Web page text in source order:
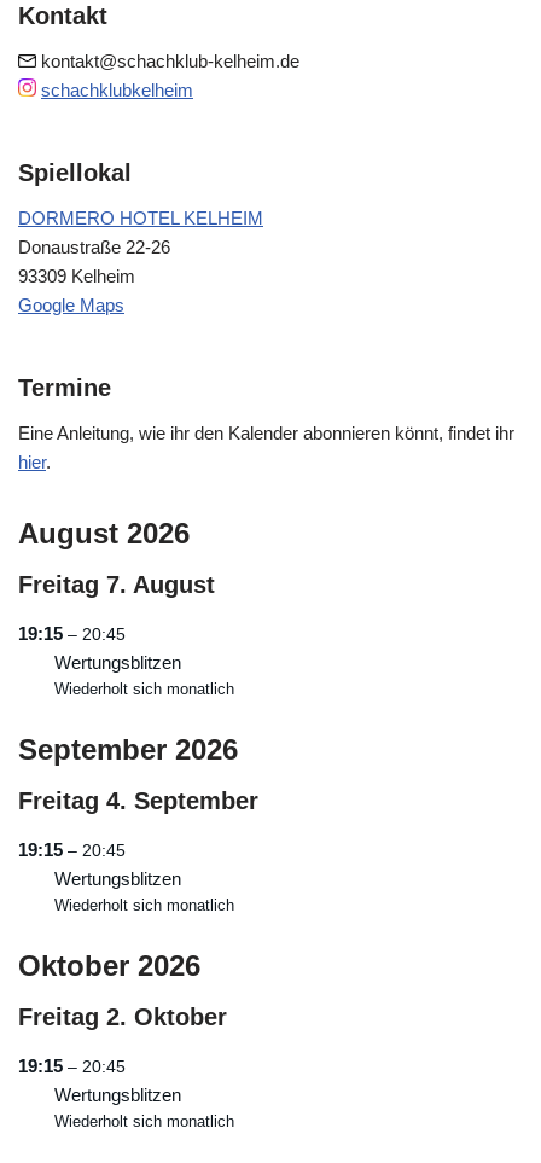
Kontakt
kontakt@schachklub-kelheim.de
schachklubkelheim
Spiellokal
DORMERO HOTEL KELHEIM
Donaustraße 22-26
93309 Kelheim
Google Maps
Termine
Eine Anleitung, wie ihr den Kalender abonnieren könnt, findet ihr
hier.
August 2026
Freitag 7. August
19:15 – 20:45
Wertungsblitzen
Wiederholt sich monatlich
September 2026
Freitag 4. September
19:15 – 20:45
Wertungsblitzen
Wiederholt sich monatlich
Oktober 2026
Freitag 2. Oktober
19:15 – 20:45
Wertungsblitzen
Wiederholt sich monatlich